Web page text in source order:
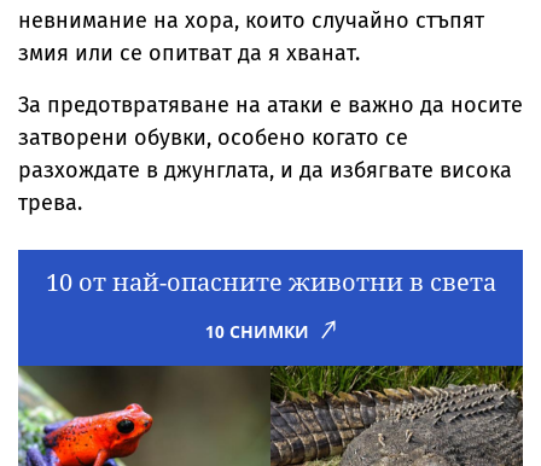
невнимание на хора, които случайно стъпят
змия или се опитват да я хванат.
За предотвратяване на атаки е важно да носите
затворени обувки, особено когато се
разхождате в джунглата, и да избягвате висока
трева.
10 от най-опасните животни в света
10 СНИМКИ